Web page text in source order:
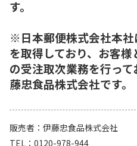
す。
※日本郵便株式会社本
を取得しており、お客
の受注取次業務を行っ
藤忠食品株式会社です。
販売者
伊藤忠食品株式会社
TEL
0120-978-944